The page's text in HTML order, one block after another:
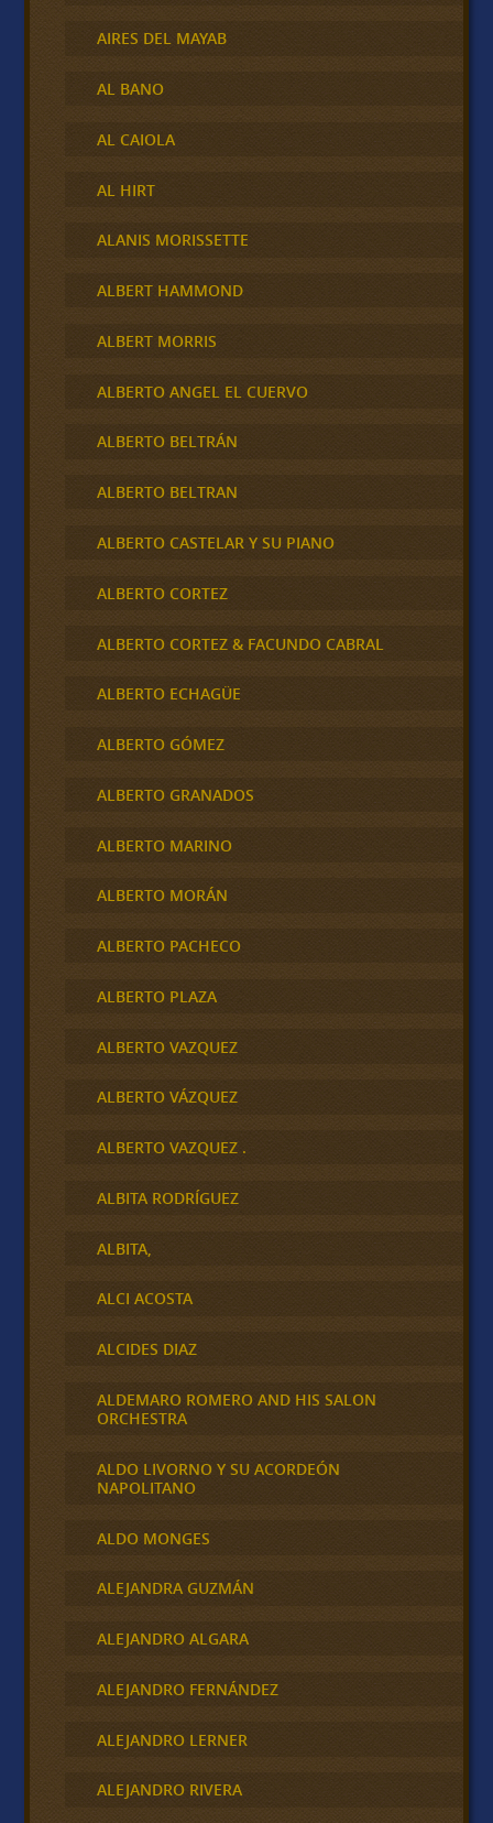
AIRES DEL MAYAB
AL BANO
AL CAIOLA
AL HIRT
ALANIS MORISSETTE
ALBERT HAMMOND
ALBERT MORRIS
ALBERTO ANGEL EL CUERVO
ALBERTO BELTRÁN
ALBERTO BELTRAN
ALBERTO CASTELAR Y SU PIANO
ALBERTO CORTEZ
ALBERTO CORTEZ & FACUNDO CABRAL
ALBERTO ECHAGÜE
ALBERTO GÓMEZ
ALBERTO GRANADOS
ALBERTO MARINO
ALBERTO MORÁN
ALBERTO PACHECO
ALBERTO PLAZA
ALBERTO VAZQUEZ
ALBERTO VÁZQUEZ
ALBERTO VAZQUEZ .
ALBITA RODRÍGUEZ
ALBITA,
ALCI ACOSTA
ALCIDES DIAZ
ALDEMARO ROMERO AND HIS SALON
ORCHESTRA
ALDO LIVORNO Y SU ACORDEÓN
NAPOLITANO
ALDO MONGES
ALEJANDRA GUZMÁN
ALEJANDRO ALGARA
ALEJANDRO FERNÁNDEZ
ALEJANDRO LERNER
ALEJANDRO RIVERA